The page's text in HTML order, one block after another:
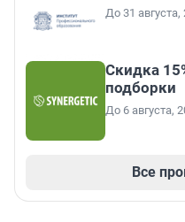
До 31 августа,
Скидка
подборки
До 6 августа,
Все